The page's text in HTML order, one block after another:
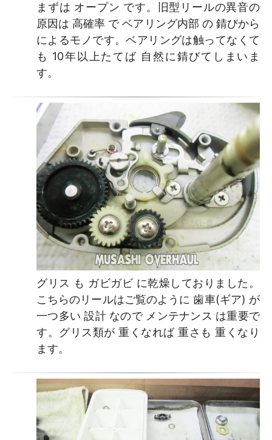
まずは オープン です。旧型リールの異音の
原因は 高確率 で ベアリング内部 の 錆びから
によるモノです。ベアリングは触ってなくて
も 10年以上たてば 自然に錆びてしまいま
す。
グリス も ガビガビ に乾燥しておりました。
こちらのリールはご覧のように 歯車(ギア) が
一つ多い 設計 なので メンテナンス は重要で
す。グリス類が 重くなれば 重さも 重くなり
ます。